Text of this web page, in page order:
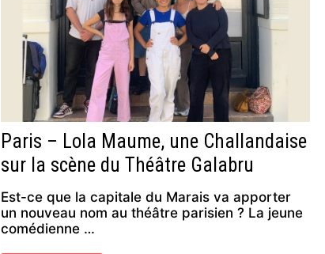
Paris – Lola Maume, une Challandaise
sur la scène du Théâtre Galabru
Est-ce que la capitale du Marais va apporter
un nouveau nom au théâtre parisien ? La jeune
comédienne …